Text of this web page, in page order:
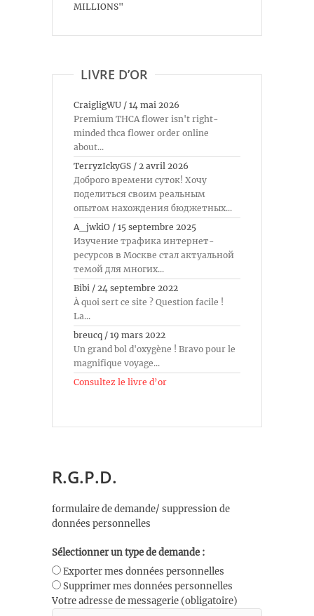
MILLIONS"
LIVRE D’OR
CraigligWU / 14 mai 2026
Premium THCA flower isn't right-
minded thca flower order online
about...
TerryzIckyGS / 2 avril 2026
Доброго времени суток! Хочу
поделиться своим реальным
опытом нахождения бюджетных...
A_jwkiO / 15 septembre 2025
Изучение трафика интернет-
ресурсов в Москве стал актуальной
темой для многих...
Bibi / 24 septembre 2022
À quoi sert ce site ? Question facile !
La...
breucq / 19 mars 2022
Un grand bol d'oxygène ! Bravo pour le
magnifique voyage...
Consultez le livre d’or
R.G.P.D.
formulaire de demande/ suppression de
données personnelles
Sélectionner un type de demande :
Exporter mes données personnelles
Supprimer mes données personnelles
Votre adresse de messagerie (obligatoire)